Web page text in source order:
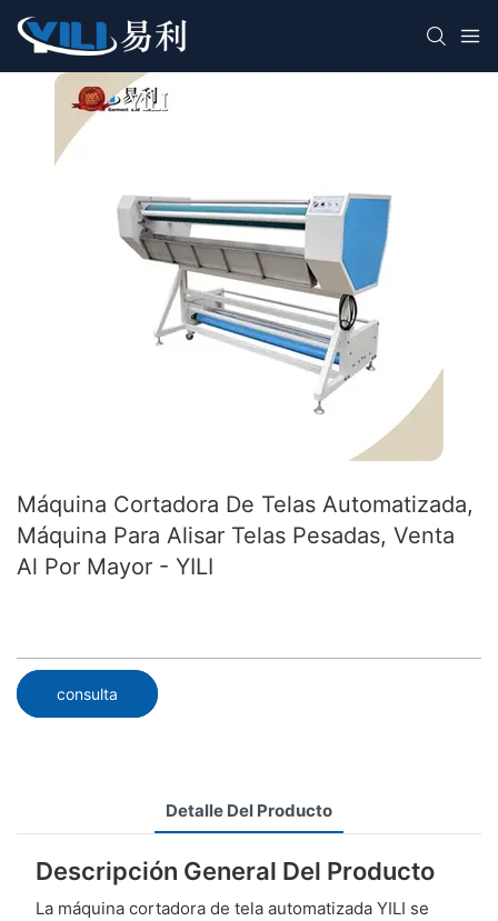
Máquina Cortadora De Telas Automatizada,
Máquina Para Alisar Telas Pesadas, Venta
Al Por Mayor - YILI
consulta
Detalle Del Producto
Descripción General Del Producto
La máquina cortadora de tela automatizada YILI se